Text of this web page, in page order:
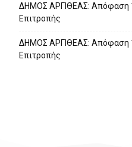
ΔΗΜΟΣ ΑΡΓΙΘΕΑΣ: Απόφαση
Επιτροπής
ΔΗΜΟΣ ΑΡΓΙΘΕΑΣ: Απόφαση
Επιτροπής